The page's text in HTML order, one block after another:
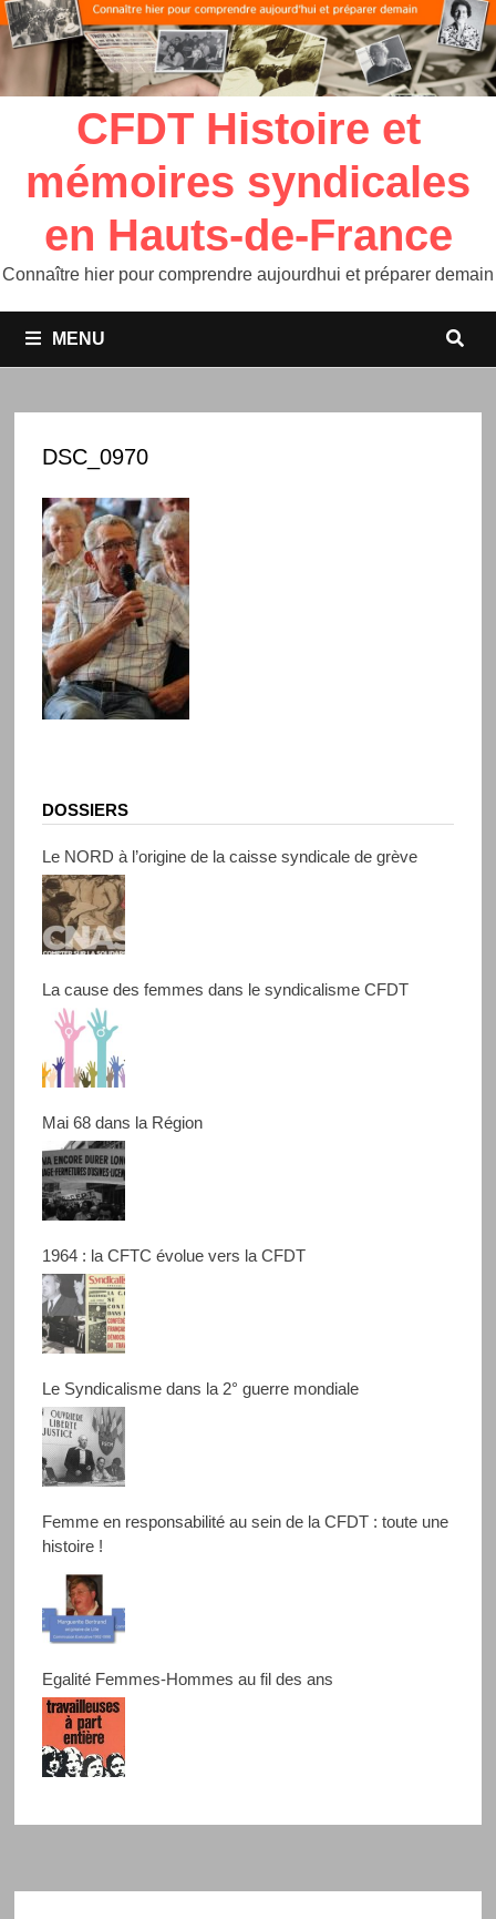
CFDT Histoire et
mémoires syndicales
en Hauts-de-France
Connaître hier pour comprendre aujourdhui et préparer demain
MENU
DSC_0970
DOSSIERS
Le NORD à l’origine de la caisse syndicale de grève
La cause des femmes dans le syndicalisme CFDT
Mai 68 dans la Région
1964 : la CFTC évolue vers la CFDT
Le Syndicalisme dans la 2° guerre mondiale
Femme en responsabilité au sein de la CFDT : toute une
histoire !
Egalité Femmes-Hommes au fil des ans